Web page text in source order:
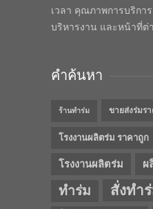
เวลา คุณภาพการบริกา
บริหารงาน และหน้าที่ต่
คำค้นหา
ร้านทำร่ม ขายส่งร่มร
โรงงานผลิตร่ม ราคาถูก
โรงงานผลิตร่ม ผ
ทำร่ม
สั่งทำ